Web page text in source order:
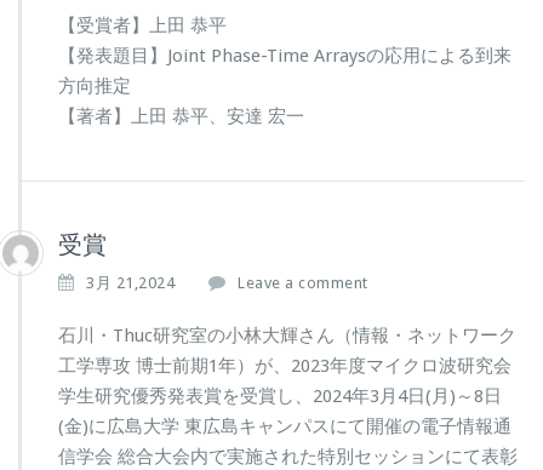
【受賞者】上田 恭平
【発表題目】Joint Phase-Time Arraysの応用による到来
方向推定
【著者】上田 恭平、安達 宏一
受賞
3月 21,2024 Leave a comment
石川・Thuc研究室の小林大輝さん（情報・ネットワーク
工学専攻 博士前期1年）が、2023年度マイクロ波研究会
学生研究優秀発表賞を受賞し、2024年3月4日(月)～8日
(金)に広島大学 東広島キャンパスにて開催の電子情報通
信学会 総合大会内で実施された特別セッションにて表彰